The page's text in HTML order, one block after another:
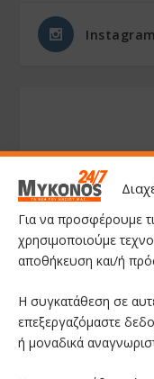
Για να προσφέρουμε
χρησιμοποιούμε
αποθήκευση και/ή
Η συγκατάθεση σε
επεξεργαζόμαστε
ή μοναδικά
Instagram